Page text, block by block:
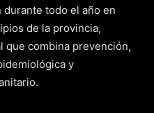
todo el año en
de la provincia,
que combina prevención,
y